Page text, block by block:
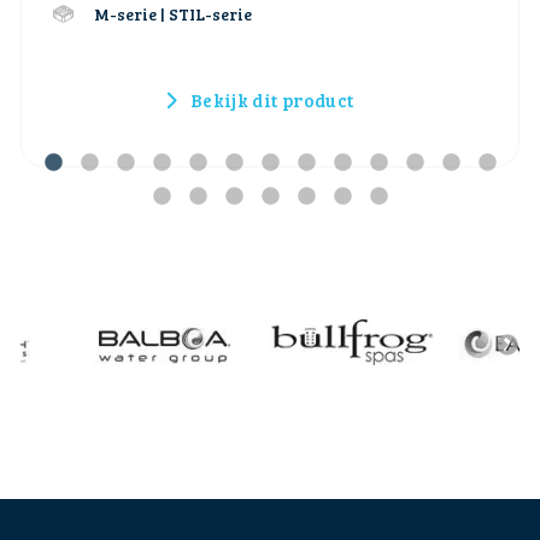
M-serie | STIL-serie
Bekijk dit product